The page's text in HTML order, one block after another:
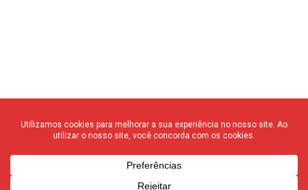
© 2020 F3 Notícias – Todos os direitos reservados